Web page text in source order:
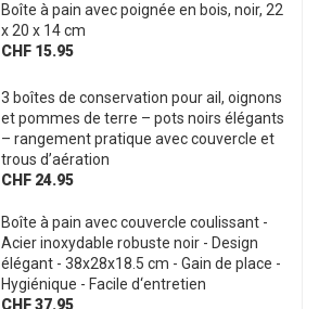
Boîte à pain avec poignée en bois, noir, 22
x 20 x 14 cm
CHF 15.95
3 boîtes de conservation pour ail, oignons
et pommes de terre – pots noirs élégants
– rangement pratique avec couvercle et
trous d’aération
CHF 24.95
Boîte à pain avec couvercle coulissant -
Acier inoxydable robuste noir - Design
élégant - 38x28x18.5 cm - Gain de place -
Hygiénique - Facile d‘entretien
CHF 37.95